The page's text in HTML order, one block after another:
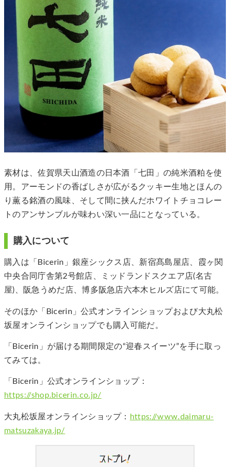
素材は、佐賀県天山酒造の日本酒「七田」の純米酒粕を使
用。アーモンドの香ばしさが広がるクッキー生地とほんの
り薫る銘酒の風味、そして間に挟んだホワイトチョコレー
トのアンサンブルが味わい深い一品にとなっている。
購入について
購入は「Bicerin」銀座シックス店、新宿髙島屋店、霞ヶ関
中央合同庁舎第2号館店、ミッドランドスクエア店(名古
屋)、阪急うめだ店、博多阪急店六本木ヒルズ店にて可能。
そのほか「Bicerin」公式オンラインショップおよび大丸松
坂屋オンラインショップでも購入可能だ。
「Bicerin」が届ける期間限定の“迎春スイーツ”を手に取っ
てみては。
「Bicerin」公式オンラインショップ：
https://shop.bicerin.co.jp/
大丸松坂屋オンラインショップ：
https://www.daimaru-
matsuzakaya.jp/